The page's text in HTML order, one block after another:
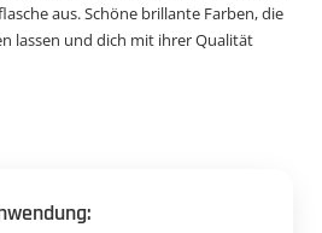
aus. Schöne brillante Farben, die
lassen und dich mit ihrer Qualität